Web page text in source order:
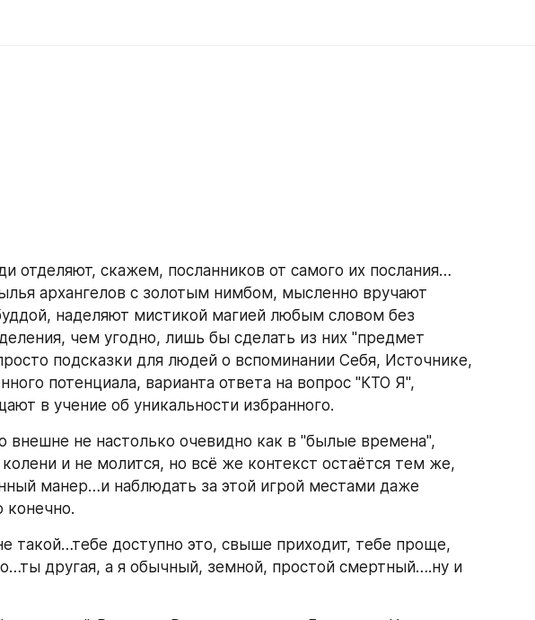
отделяют, скажем, посланников от самого их послания…
архангелов с золотым нимбом, мысленно вручают
наделяют мистикой магией любым словом без
чем угодно, лишь бы сделать из них "предмет
подсказки для людей о вспоминании Себя, Источнике,
потенциала, варианта ответа на вопрос "КТО Я",
в учение об уникальности избранного.
внешне не настолько очевидно как в "былые времена",
и не молится, но всё же контекст остаётся тем же,
манер…и наблюдать за этой игрой местами даже
конечно.
такой…тебе доступно это, свыше приходит, тебе проще,
другая, а я обычный, земной, простой смертный….ну и